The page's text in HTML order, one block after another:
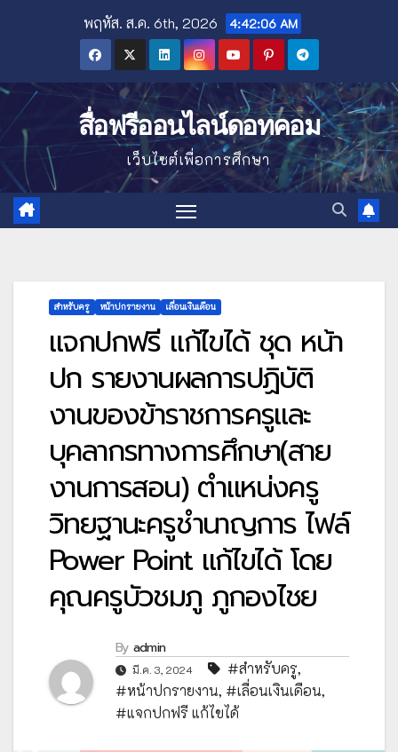
พฤหัส. ส.ค. 6th, 2026 4:42:07 AM
สื่อฟรีออนไลน์ดอทคอม
เว็บไซต์เพื่อการศึกษา
สำหรับครู หน้าปกรายงาน เลื่อนเงินเดือน
แจกปกฟรี แก้ไขได้ ชุด หน้า
ปก รายงานผลการปฏิบัติ
งานของข้าราชการครูและ
บุคลากรทางการศึกษา(สาย
งานการสอน) ตำแหน่งครู
วิทยฐานะครูชำนาญการ ไฟล์
Power Point แก้ไขได้ โดย
คุณครูบัวชมภู ภูกองไชย
By admin
มี.ค. 3, 2024 #สำหรับครู,
#หน้าปกรายงาน, #เลื่อนเงินเดือน,
#แจกปกฟรี แก้ไขได้